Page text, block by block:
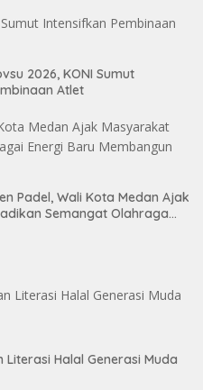
2026, KONI Sumut
Atlet
Padel, Wali Kota Medan Ajak
Semangat Olahraga
Halal Generasi Muda